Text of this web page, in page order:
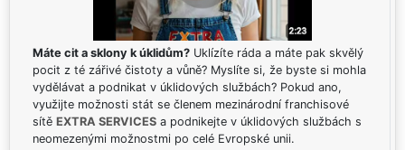
Máte cit a sklony k úklidům? Uklízíte ráda a máte pak skvělý
pocit z té zářivé čistoty a vůně? Myslíte si, že byste si mohla
vydělávat a podnikat v úklidových službách? Pokud ano,
využijte možnosti stát se členem mezinárodní franchisové
sítě EXTRA SERVICES a podnikejte v úklidových službách s
neomezenými možnostmi po celé Evropské unii.